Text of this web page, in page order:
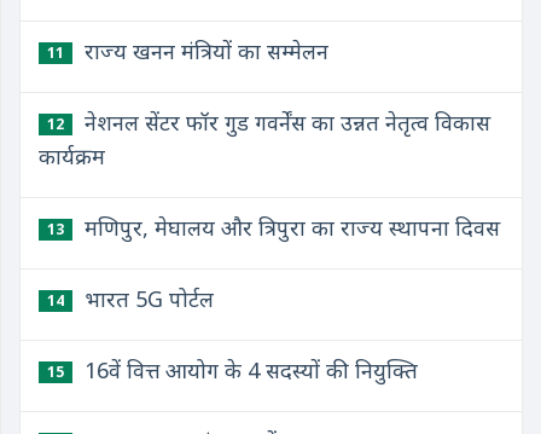
11 राज्य खनन मंत्रियों का सम्मेलन
12
नेशनल सेंटर फॉर गुड गवर्नेंस का उन्नत नेतृत्व विकास
कार्यक्रम
13 मणिपुर, मेघालय और त्रिपुरा का राज्य स्थापना दिवस
14 भारत 5G पोर्टल
15 16वें वित्त आयोग के 4 सदस्यों की नियुक्ति